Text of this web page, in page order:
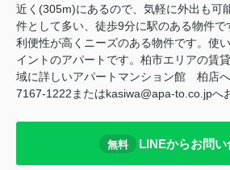
近く(305m)にあるので、気軽に外出も可
件として多い、徒歩9分に駅のある物件で
利便性が高くニーズのある物件です。使
イントのアパートです。柏市エリアの賃
域に詳しいアパートマンション館 柏店
7167-1222またはkasiwa@apa-to.co.jpへ
無料 LINEからお問い